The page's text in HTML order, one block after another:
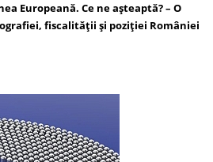
Europeană. Ce ne așteaptă? – O
fiscalității și poziției României